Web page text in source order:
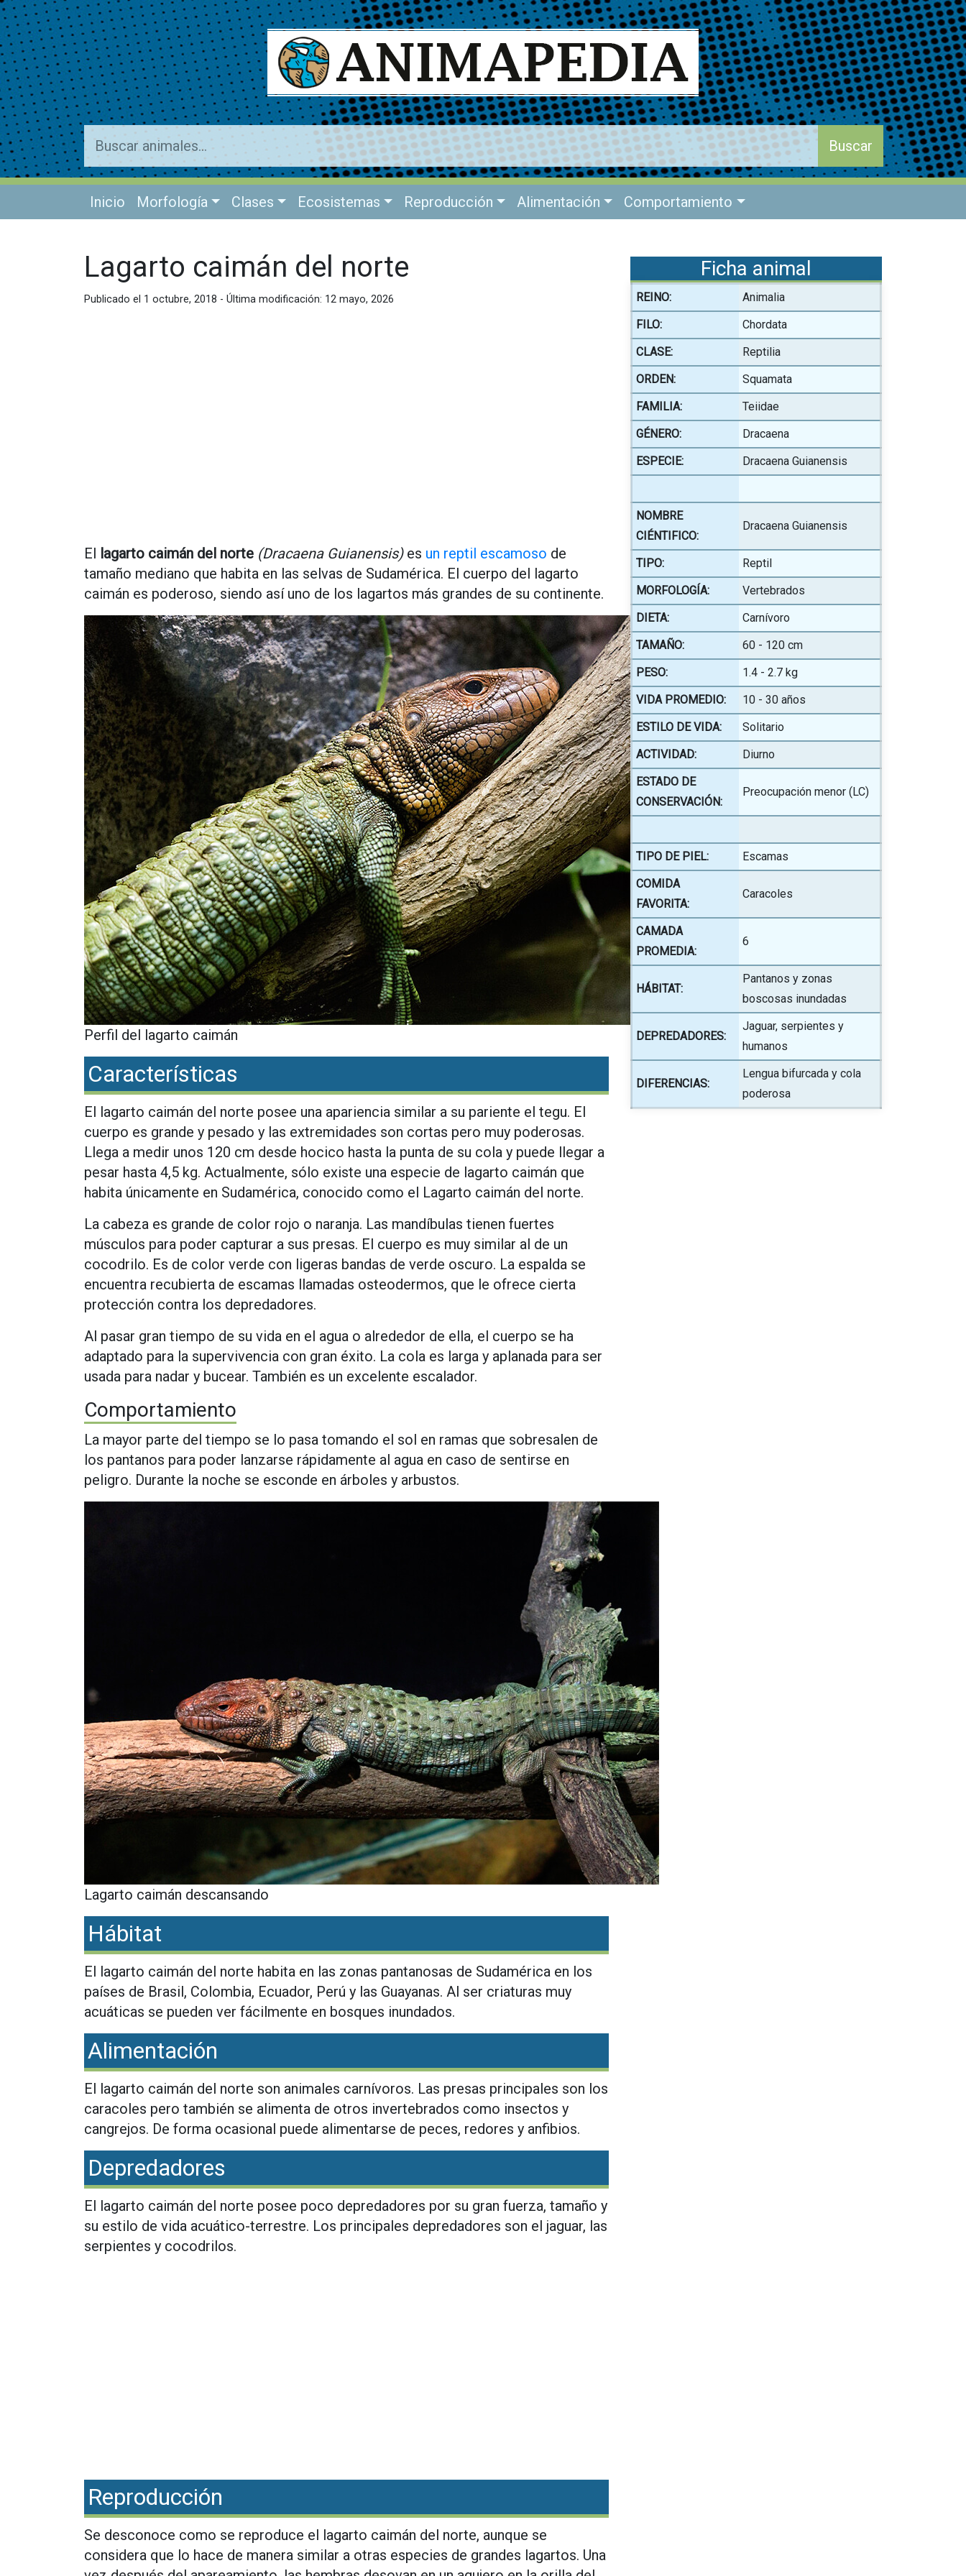
Inicio Morfología Clases Ecosistemas Reproducción Alimentación Comportamiento
Lagarto caimán del norte
Publicado el 1 octubre, 2018 - Última modificación: 12 mayo, 2026
El lagarto caimán del norte (Dracaena Guianensis) es un reptil escamoso de
tamaño mediano que habita en las selvas de Sudamérica. El cuerpo del lagarto
caimán es poderoso, siendo así uno de los lagartos más grandes de su continente.
Perfil del lagarto caimán
Características
El lagarto caimán del norte posee una apariencia similar a su pariente el tegu. El
cuerpo es grande y pesado y las extremidades son cortas pero muy poderosas.
Llega a medir unos 120 cm desde hocico hasta la punta de su cola y puede llegar a
pesar hasta 4,5 kg. Actualmente, sólo existe una especie de lagarto caimán que
habita únicamente en Sudamérica, conocido como el Lagarto caimán del norte.
La cabeza es grande de color rojo o naranja. Las mandíbulas tienen fuertes
músculos para poder capturar a sus presas. El cuerpo es muy similar al de un
cocodrilo. Es de color verde con ligeras bandas de verde oscuro. La espalda se
encuentra recubierta de escamas llamadas osteodermos, que le ofrece cierta
protección contra los depredadores.
Al pasar gran tiempo de su vida en el agua o alrededor de ella, el cuerpo se ha
adaptado para la supervivencia con gran éxito. La cola es larga y aplanada para ser
usada para nadar y bucear. También es un excelente escalador.
Comportamiento
La mayor parte del tiempo se lo pasa tomando el sol en ramas que sobresalen de
los pantanos para poder lanzarse rápidamente al agua en caso de sentirse en
peligro. Durante la noche se esconde en árboles y arbustos.
Lagarto caimán descansando
Hábitat
El lagarto caimán del norte habita en las zonas pantanosas de Sudamérica en los
países de Brasil, Colombia, Ecuador, Perú y las Guayanas. Al ser criaturas muy
acuáticas se pueden ver fácilmente en bosques inundados.
Alimentación
El lagarto caimán del norte son animales carnívoros. Las presas principales son los
caracoles pero también se alimenta de otros invertebrados como insectos y
cangrejos. De forma ocasional puede alimentarse de peces, redores y anfibios.
Depredadores
El lagarto caimán del norte posee poco depredadores por su gran fuerza, tamaño y
su estilo de vida acuático-terrestre. Los principales depredadores son el jaguar, las
serpientes y cocodrilos.
Reproducción
Se desconoce como se reproduce el lagarto caimán del norte, aunque se
considera que lo hace de manera similar a otras especies de grandes lagartos. Una
Ficha animal
REINO:
Animalia
FILO:
Chordata
CLASE:
Reptilia
ORDEN:
Squamata
FAMILIA:
Teiidae
GÉNERO:
Dracaena
ESPECIE:
Dracaena Guianensis
NOMBRE
CIÉNTIFICO:
Dracaena Guianensis
TIPO:
Reptil
MORFOLOGÍA:
Vertebrados
DIETA:
Carnívoro
TAMAÑO:
60 - 120 cm
PESO:
1.4 - 2.7 kg
VIDA PROMEDIO:
10 - 30 años
ESTILO DE VIDA:
Solitario
ACTIVIDAD:
Diurno
ESTADO DE
CONSERVACIÓN:
Preocupación menor (LC)
TIPO DE PIEL:
Escamas
COMIDA
FAVORITA:
Caracoles
CAMADA
PROMEDIA:
6
HÁBITAT:
Pantanos y zonas
boscosas inundadas
DEPREDADORES:
Jaguar, serpientes y
humanos
DIFERENCIAS:
Lengua bifurcada y cola
poderosa